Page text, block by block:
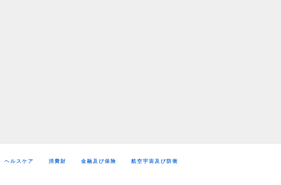
ヘルスケア 消費財 金融及び保険 航空宇宙及び防衛